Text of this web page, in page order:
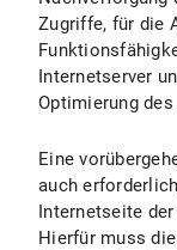
Zugriffe, für die
Internetserver
Optimierung
Eine
auch
Internetseite
Hierfür muss